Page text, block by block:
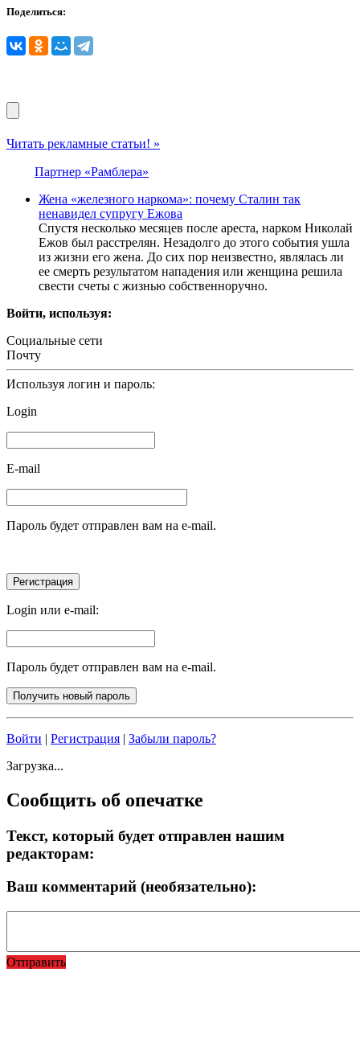
Поделиться:
Читать рекламные статьи! »
Партнер «Рамблера»
Жена «железного наркома»: почему Сталин так
ненавидел супругу Ежова
Спустя несколько месяцев после ареста, нарком Николай
Ежов был расстрелян. Незадолго до этого события ушла
из жизни его жена. До сих пор неизвестно, являлась ли
ее смерть результатом нападения или женщина решила
свести счеты с жизнью собственноручно.
Войти, используя:
Социальные сети
Почту
Используя логин и пароль:
Login
E-mail
Пароль будет отправлен вам на e-mail.
Login или e-mail:
Пароль будет отправлен вам на e-mail.
Войти | Регистрация | Забыли пароль?
Загрузка...
Сообщить об опечатке
Текст, который будет отправлен нашим
редакторам:
Ваш комментарий (необязательно):
Отправить